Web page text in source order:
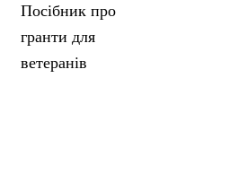
Посібник про
гранти для
ветеранів